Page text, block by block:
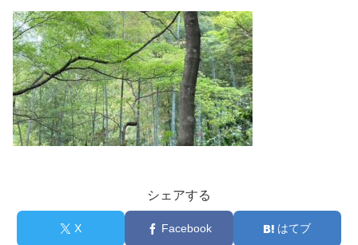
シェアする
X Facebook はてブ